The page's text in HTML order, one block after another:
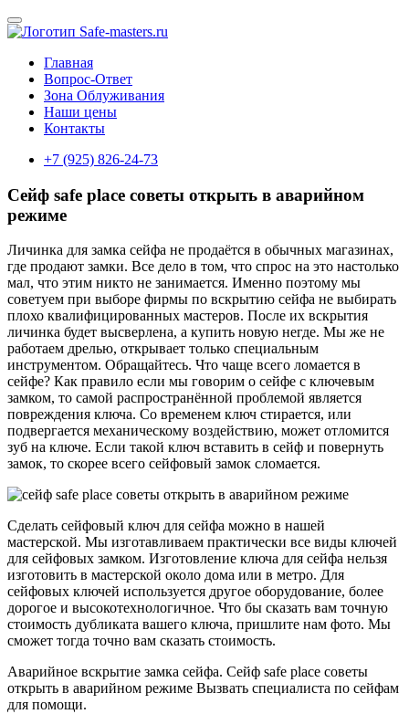
Главная
Вопрос-Ответ
Зона Облуживания
Наши цены
Контакты
+7 (925) 826-24-73
Сейф safe place советы открыть в аварийном
режиме
Личинка для замка сейфа не продаётся в обычных магазинах,
где продают замки. Все дело в том, что спрос на это настолько
мал, что этим никто не занимается. Именно поэтому мы
советуем при выборе фирмы по вскрытию сейфа не выбирать
плохо квалифицированных мастеров. После их вскрытия
личинка будет высверлена, а купить новую негде. Мы же не
работаем дрелью, открывает только специальным
инструментом. Обращайтесь. Что чаще всего ломается в
сейфе? Как правило если мы говорим о сейфе с ключевым
замком, то самой распространённой проблемой является
повреждения ключа. Со временем ключ стирается, или
подвергается механическому воздействию, может отломится
зуб на ключе. Если такой ключ вставить в сейф и повернуть
замок, то скорее всего сейфовый замок сломается.
Сделать сейфовый ключ для сейфа можно в нашей
мастерской. Мы изготавливаем практически все виды ключей
для сейфовых замком. Изготовление ключа для сейфа нельзя
изготовить в мастерской около дома или в метро. Для
сейфовых ключей используется другое оборудование, более
дорогое и высокотехнологичное. Что бы сказать вам точную
стоимость дубликата вашего ключа, пришлите нам фото. Мы
сможет тогда точно вам сказать стоимость.
Аварийное вскрытие замка сейфа. Сейф safe place советы
открыть в аварийном режиме Вызвать специалиста по сейфам
для помощи.